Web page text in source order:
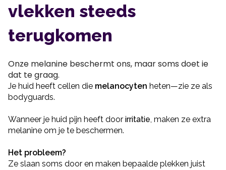
vlekken steeds
terugkomen
Onze melanine beschermt ons, maar soms doet ie
dat te graag.
Je huid heeft cellen die melanocyten heten—zie ze als
bodyguards.
Wanneer je huid pijn heeft door irritatie, maken ze extra
melanine om je te beschermen.
Het probleem?
Ze slaan soms door en maken bepaalde plekken juist